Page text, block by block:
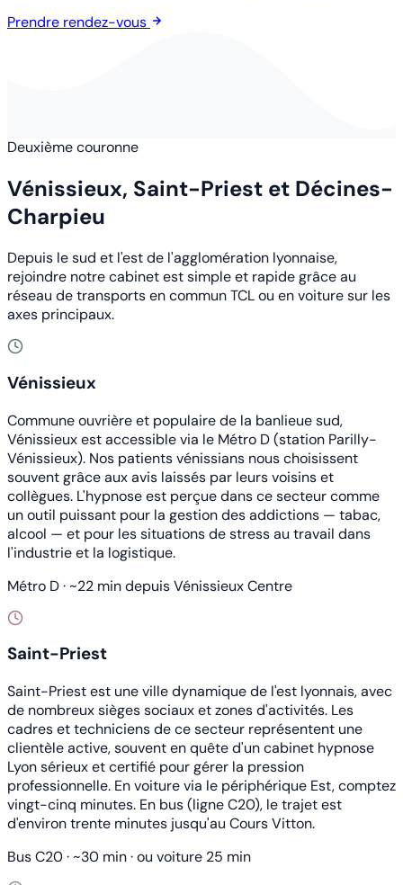
Prendre rendez-vous
Deuxième couronne
Vénissieux, Saint-Priest et Décines-
Charpieu
Depuis le sud et l'est de l'agglomération lyonnaise,
rejoindre notre cabinet est simple et rapide grâce au
réseau de transports en commun TCL ou en voiture sur les
axes principaux.
Vénissieux
Commune ouvrière et populaire de la banlieue sud,
Vénissieux est accessible via le Métro D (station Parilly-
Vénissieux). Nos patients vénissians nous choisissent
souvent grâce aux avis laissés par leurs voisins et
collègues. L'hypnose est perçue dans ce secteur comme
un outil puissant pour la gestion des addictions — tabac,
alcool — et pour les situations de stress au travail dans
l'industrie et la logistique.
Métro D · ~22 min depuis Vénissieux Centre
Saint-Priest
Saint-Priest est une ville dynamique de l'est lyonnais, avec
de nombreux sièges sociaux et zones d'activités. Les
cadres et techniciens de ce secteur représentent une
clientèle active, souvent en quête d'un cabinet hypnose
Lyon sérieux et certifié pour gérer la pression
professionnelle. En voiture via le périphérique Est, comptez
vingt-cinq minutes. En bus (ligne C20), le trajet est
d'environ trente minutes jusqu'au Cours Vitton.
Bus C20 · ~30 min · ou voiture 25 min